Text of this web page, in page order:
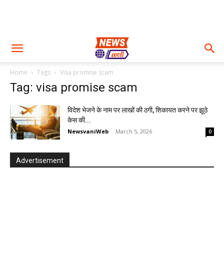
Home Tags Visa promise scam
Tag: visa promise scam
विदेश भेजने के नाम पर लाखों की ठगी, शिकायत करने पर झूठे
केस की...
NewsvaniWeb - March 5, 2026 0
Advertisement